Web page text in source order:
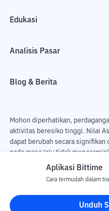
Edukasi
Analisis Pasar
Blog & Berita
Mohon diperhatikan,
aktivitas beresiko tinggi. Nilai
dapat berubah secara signifikan
pada masa lalu tidak
Terdapat risiko kehilangan
pengguna. PT Utama Aset
bertanggung jawab atas
Kripto.
Aplikasi Bittime
Cara termudah dalam
Unduh